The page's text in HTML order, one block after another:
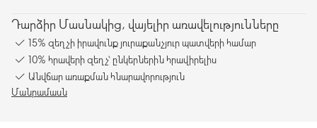
Դարձիր Մասնակից, վայելիր առավելությունները
15% զեղչի իրավունք յուրաքանչյուր պատվերի համար
10% հրավերի զեղչ՝ ընկերներին հրավիրելիս
Անվճար առաքման հնարավորություն
Մանրամասն